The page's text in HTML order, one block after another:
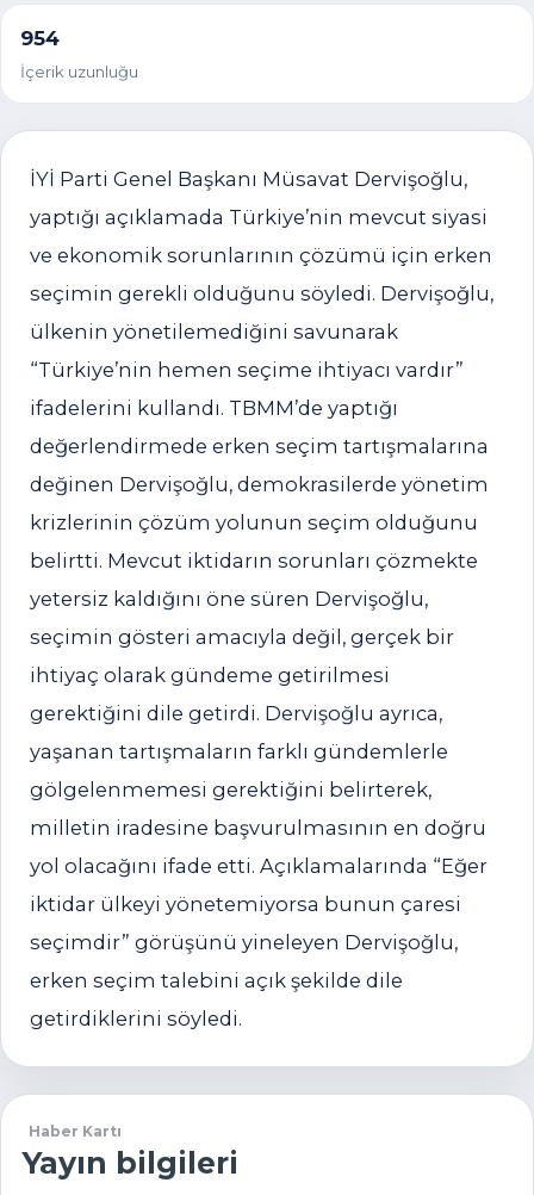
954
İçerik uzunluğu
İYİ Parti Genel Başkanı Müsavat Dervişoğlu,
yaptığı açıklamada Türkiye’nin mevcut siyasi
ve ekonomik sorunlarının çözümü için erken
seçimin gerekli olduğunu söyledi. Dervişoğlu,
ülkenin yönetilemediğini savunarak
“Türkiye’nin hemen seçime ihtiyacı vardır”
ifadelerini kullandı. TBMM’de yaptığı
değerlendirmede erken seçim tartışmalarına
değinen Dervişoğlu, demokrasilerde yönetim
krizlerinin çözüm yolunun seçim olduğunu
belirtti. Mevcut iktidarın sorunları çözmekte
yetersiz kaldığını öne süren Dervişoğlu,
seçimin gösteri amacıyla değil, gerçek bir
ihtiyaç olarak gündeme getirilmesi
gerektiğini dile getirdi. Dervişoğlu ayrıca,
yaşanan tartışmaların farklı gündemlerle
gölgelenmemesi gerektiğini belirterek,
milletin iradesine başvurulmasının en doğru
yol olacağını ifade etti. Açıklamalarında “Eğer
iktidar ülkeyi yönetemiyorsa bunun çaresi
seçimdir” görüşünü yineleyen Dervişoğlu,
erken seçim talebini açık şekilde dile
getirdiklerini söyledi.
Haber Kartı
Yayın bilgileri